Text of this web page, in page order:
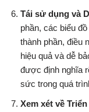
Tái sử dụng và
phần, các biểu
thành phần, điều
hiệu quả và dễ
được định nghĩa
sức trong quá
Xem xét về